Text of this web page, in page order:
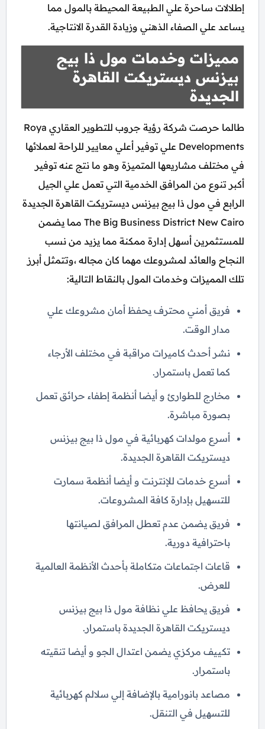
إطلالات ساحرة علي الطبيعة المحيطة بالمول مما
يساعد علي الصفاء الذهني وزيادة القدرة الانتاجية.
مميزات وخدمات مول ذا بيج
بيزنس ديستريكت القاهرة
الجديدة
طالما حرصت شركة رؤية جروب للتطوير العقاري Roya
Developments علي توفير أعلي معايير للراحة لعملائها
في مختلف مشاريعها المتميزة وهو ما نتج عنه توفير
أكبر تنوع من المرافق الخدمية التي تعمل علي الجيل
الرابع في مول ذا بيج بيزنس ديستريكت القاهرة الجديدة
The Big Business District New Cairo مما يضمن
للمستثمرين أسهل إدارة ممكنة مما يزيد من نسب
النجاح والعائد لمشروعك مهما كان مجاله ،وتتمثل أبرز
تلك المميزات وخدمات المول بالنقاط التالية:
فريق أمني محترف يحفظ أمان مشروعك علي
مدار الوقت.
نشر أحدث كاميرات مراقبة في مختلف الأرجاء
كما تعمل باستمرار.
مخارج للطوارئ و أيضا أنظمة إطفاء حرائق تعمل
بصورة مباشرة.
أسرع مولدات كهربائية في مول ذا بيج بيزنس
ديستريكت القاهرة الجديدة.
أسرع خدمات للإنترنت و أيضا أنظمة سمارت
للتسهيل بإدارة كافة المشروعات.
فريق يضمن عدم تعطل المرافق لصيانتها
باحترافية دورية.
قاعات اجتماعات متكاملة بأحدث الأنظمة العالمية
للعرض.
فريق يحافظ علي نظافة مول ذا بيج بيزنس
ديستريكت القاهرة الجديدة باستمرار.
تكييف مركزي يضمن اعتدال الجو و أيضا تنقيته
باستمرار.
مصاعد بانورامية بالإضافة إلي سلالم كهربائية
للتسهيل في التنقل.